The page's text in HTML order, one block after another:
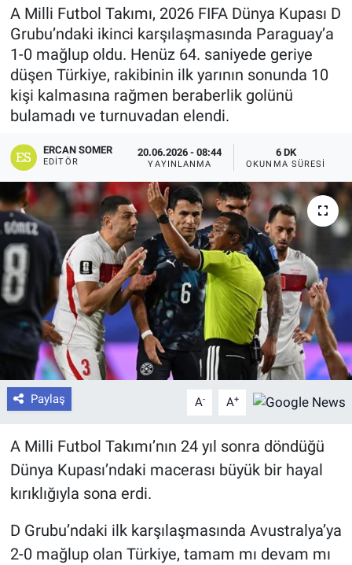
A Milli Futbol Takımı, 2026 FIFA Dünya Kupası D
Grubu’ndaki ikinci karşılaşmasında Paraguay’a
1-0 mağlup oldu. Henüz 64. saniyede geriye
düşen Türkiye, rakibinin ilk yarının sonunda 10
kişi kalmasına rağmen beraberlik golünü
bulamadı ve turnuvadan elendi.
ERCAN SOMER
EDITÖR
20.06.2026 - 08:44
YAYINLANMA
6 DK
OKUNMA SÜRESI
Paylaş A- A+
A Milli Futbol Takımı’nın 24 yıl sonra döndüğü
Dünya Kupası’ndaki macerası büyük bir hayal
kırıklığıyla sona erdi.
D Grubu’ndaki ilk karşılaşmasında Avustralya’ya
2-0 mağlup olan Türkiye, tamam mı devam mı